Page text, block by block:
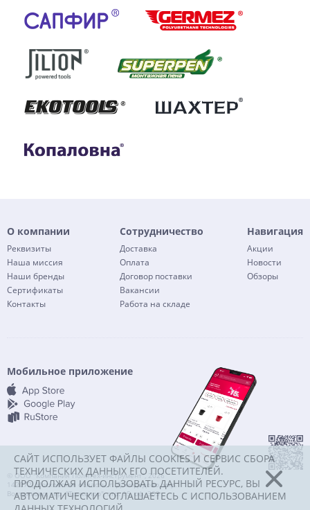
О компании
Реквизиты
Наша миссия
Наши бренды
Сертификаты
Контакты
Сотрудничество
Доставка
Оплата
Договор поставки
Вакансии
Работа на складе
Навигация
Акции
Новости
Обзоры
Мобильное приложение
© ООО "Компания Политех-инструмент", 2026
142072, Московская область, г. Домодедово, мкр.
Востряково, тер. "Триколор", стр. 15, оф. 303
САЙТ ИСПОЛЬЗУЕТ ФАЙЛЫ COOKIES И СЕРВИС СБОРА
ТЕХНИЧЕСКИХ ДАННЫХ ЕГО ПОСЕТИТЕЛЕЙ.
ПРОДОЛЖАЯ ИСПОЛЬЗОВАТЬ ДАННЫЙ РЕСУРС, ВЫ
АВТОМАТИЧЕСКИ СОГЛАШАЕТЕСЬ С ИСПОЛЬЗОВАНИЕМ